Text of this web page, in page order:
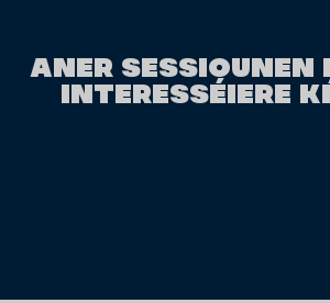
ANER SESSIOUNEN
INTERESSÉIERE